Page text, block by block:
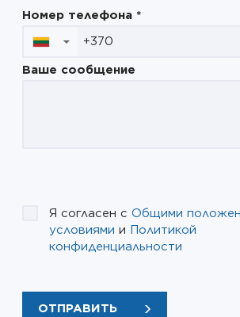
Номер телефона *
▼
Ваше сообщение
Я согласен с Общими
условиями и Политикой
конфиденциальности
ОТПРАВИТЬ